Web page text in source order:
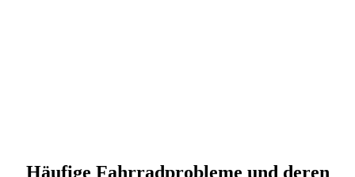
Häufige Fahrradprobleme und deren